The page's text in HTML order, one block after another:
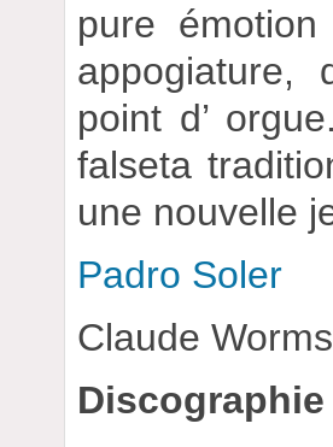
pure
appogiature,
point d’
falseta
une nouvelle
Padro Soler
Claude Worms
Discographie